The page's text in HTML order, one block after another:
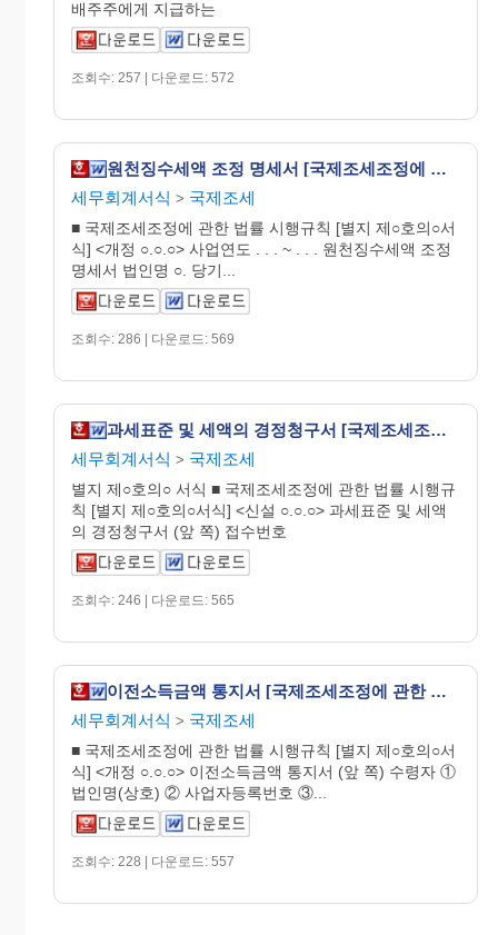
배주주에게 지급하는
조회수: 257 | 다운로드: 572
원천징수세액 조정 명세서 [국제조세조정에 관한 법률 시행규칙 서식10의3]
세무회계서식 > 국제조세
■ 국제조세조정에 관한 법률 시행규칙 [별지 제○호의○서
식] <개정 ○.○.○> 사업연도 . . . ~ . . . 원천징수세액 조정
명세서 법인명 ○. 당기...
조회수: 286 | 다운로드: 569
과세표준 및 세액의 경정청구서 [국제조세조정에 관한 법률 시행규칙 서식7의2]
세무회계서식 > 국제조세
별지 제○호의○ 서식 ■ 국제조세조정에 관한 법률 시행규
칙 [별지 제○호의○서식] <신설 ○.○.○> 과세표준 및 세액
의 경정청구서 (앞 쪽) 접수번호
조회수: 246 | 다운로드: 565
이전소득금액 통지서 [국제조세조정에 관한 법률 시행규칙 서식6의4]
세무회계서식 > 국제조세
■ 국제조세조정에 관한 법률 시행규칙 [별지 제○호의○서
식] <개정 ○.○.○> 이전소득금액 통지서 (앞 쪽) 수령자 ①
법인명(상호) ② 사업자등록번호 ③...
조회수: 228 | 다운로드: 557